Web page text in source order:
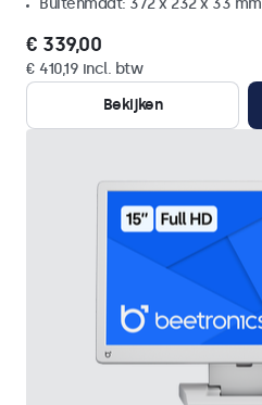
Buitenmaat: 372 x 232 x 33 mm
€ 339,00
€ 410,19 incl. btw
Bekijken